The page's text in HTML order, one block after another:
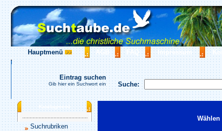
Hauptmenü AGB FAQ Impressum
Suche:
Eintrag suchen
Gib hier ein Suchwort ein
Katalogmenü
Suchrubriken